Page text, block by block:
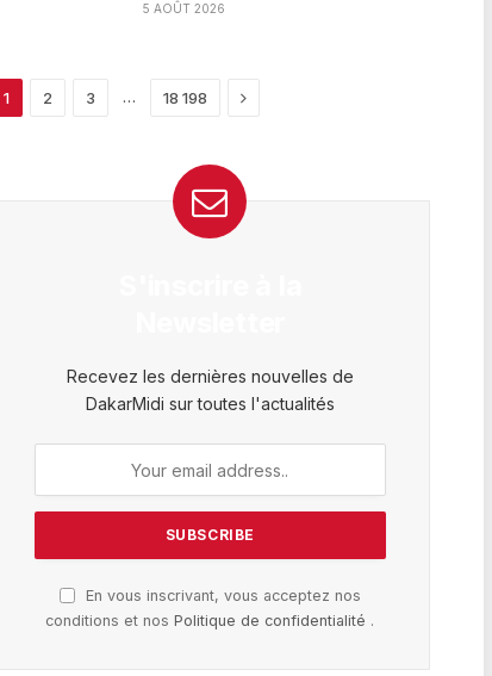
5 AOÛT 2026
1 2 3 … 18 198 Next
Recevez les dernières nouvelles de
DakarMidi sur toutes l'actualités
En vous inscrivant, vous acceptez nos
conditions et nosPolitique de confidentialité .